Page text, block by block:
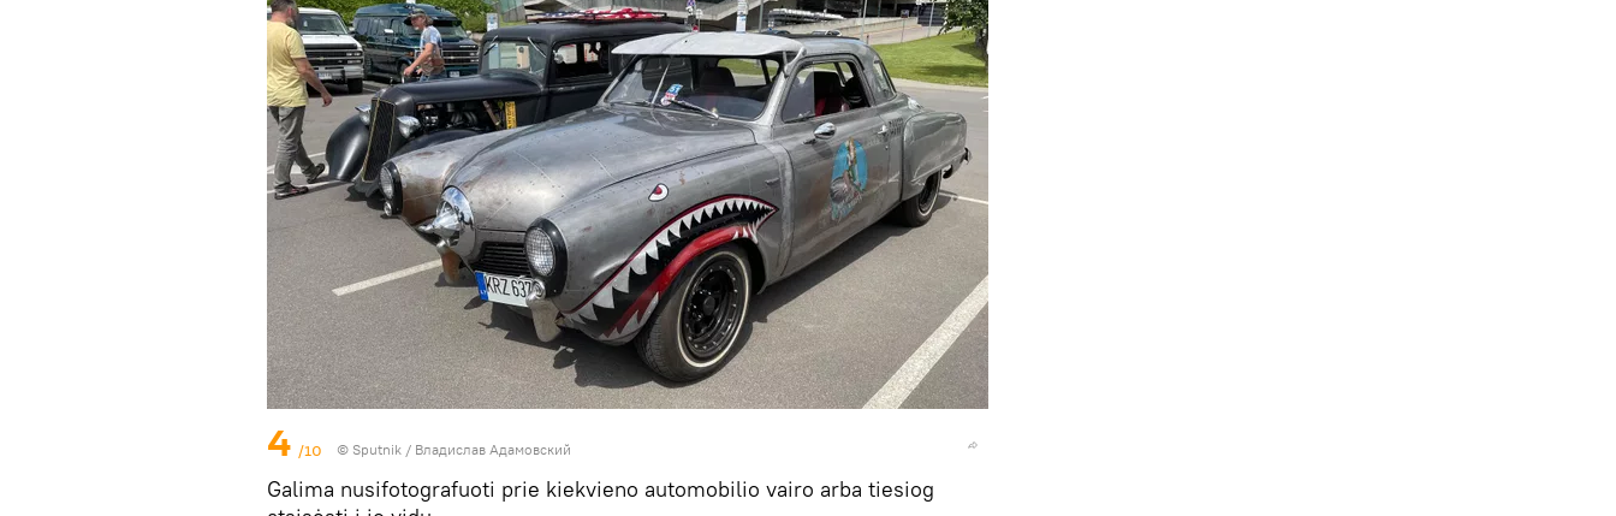
4 /10 © Sputnik / Владислав Адамовский
Galima nusifotografuoti prie kiekvieno automobilio vairo arba tiesiog